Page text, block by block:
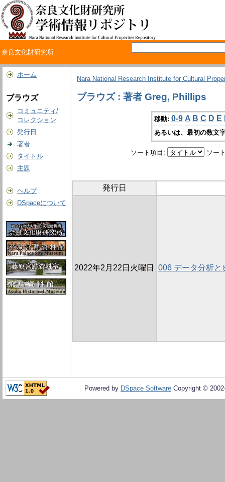
奈良文化財研究所
ホーム
ブラウズ
コミュニティ/
コレクション
発行日
著者
タイトル
主題
ヘルプ
DSpaceについて
Nara National Research Institute for Cultural
ブラウズ : 著者 Greg, Phillips
移動: 0-9 A B C D E
あるいは、最初の数文
ソート項目: ソー
発行日
2022年2月22日火曜日 006 データ分析と
Powered by DSpace Software Copyright ©